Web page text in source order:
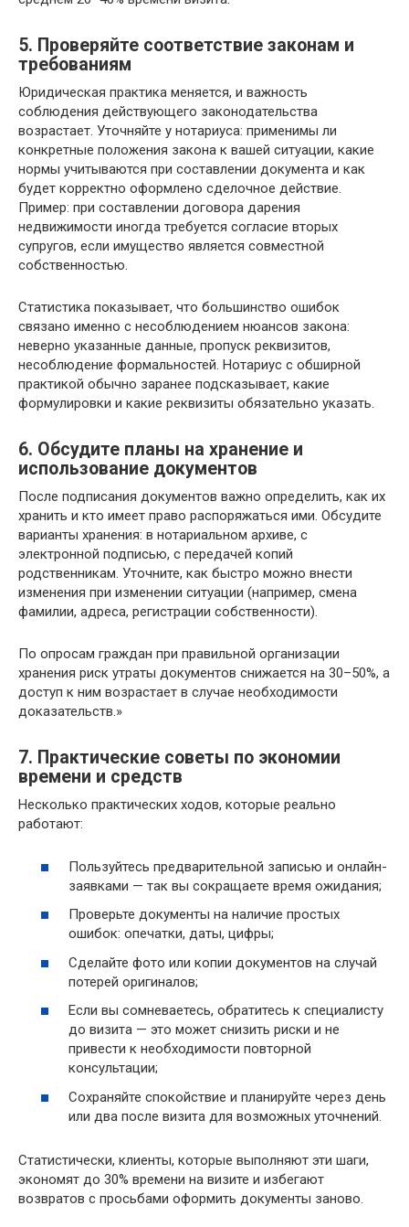
5. Проверяйте соответствие законам и
требованиям
Юридическая практика меняется, и важность
соблюдения действующего законодательства
возрастает. Уточняйте у нотариуса: применимы ли
конкретные положения закона к вашей ситуации, какие
нормы учитываются при составлении документа и как
будет корректно оформлено сделочное действие.
Пример: при составлении договора дарения
недвижимости иногда требуется согласие вторых
супругов, если имущество является совместной
собственностью.
Статистика показывает, что большинство ошибок
связано именно с несоблюдением нюансов закона:
неверно указанные данные, пропуск реквизитов,
несоблюдение формальностей. Нотариус с обширной
практикой обычно заранее подсказывает, какие
формулировки и какие реквизиты обязательно указать.
6. Обсудите планы на хранение и
использование документов
После подписания документов важно определить, как их
хранить и кто имеет право распоряжаться ими. Обсудите
варианты хранения: в нотариальном архиве, с
электронной подписью, с передачей копий
родственникам. Уточните, как быстро можно внести
изменения при изменении ситуации (например, смена
фамилии, адреса, регистрации собственности).
По опросам граждан при правильной организации
хранения риск утраты документов снижается на 30–50%, а
доступ к ним возрастает в случае необходимости
доказательств.»
7. Практические советы по экономии
времени и средств
Несколько практических ходов, которые реально
работают:
Пользуйтесь предварительной записью и онлайн-
заявками — так вы сокращаете время ожидания;
Проверьте документы на наличие простых
ошибок: опечатки, даты, цифры;
Сделайте фото или копии документов на случай
потерей оригиналов;
Если вы сомневаетесь, обратитесь к специалисту
до визита — это может снизить риски и не
привести к необходимости повторной
консультации;
Сохраняйте спокойствие и планируйте через день
или два после визита для возможных уточнений.
Статистически, клиенты, которые выполняют эти шаги,
экономят до 30% времени на визите и избегают
возвратов с просьбами оформить документы заново.